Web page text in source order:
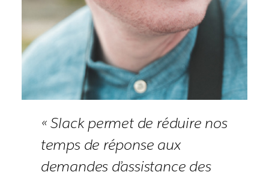
« Slack permet de réduire nos
temps de réponse aux
demandes d’assistance des